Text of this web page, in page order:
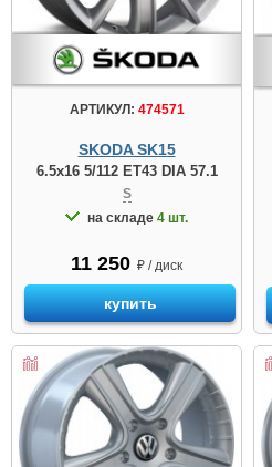
АРТИКУЛ: 474571
SKODA SK15
6.5x16 5/112 ET43 DIA 57.1
S
на складе 4 шт.
11 250 ₽ / диск
купить